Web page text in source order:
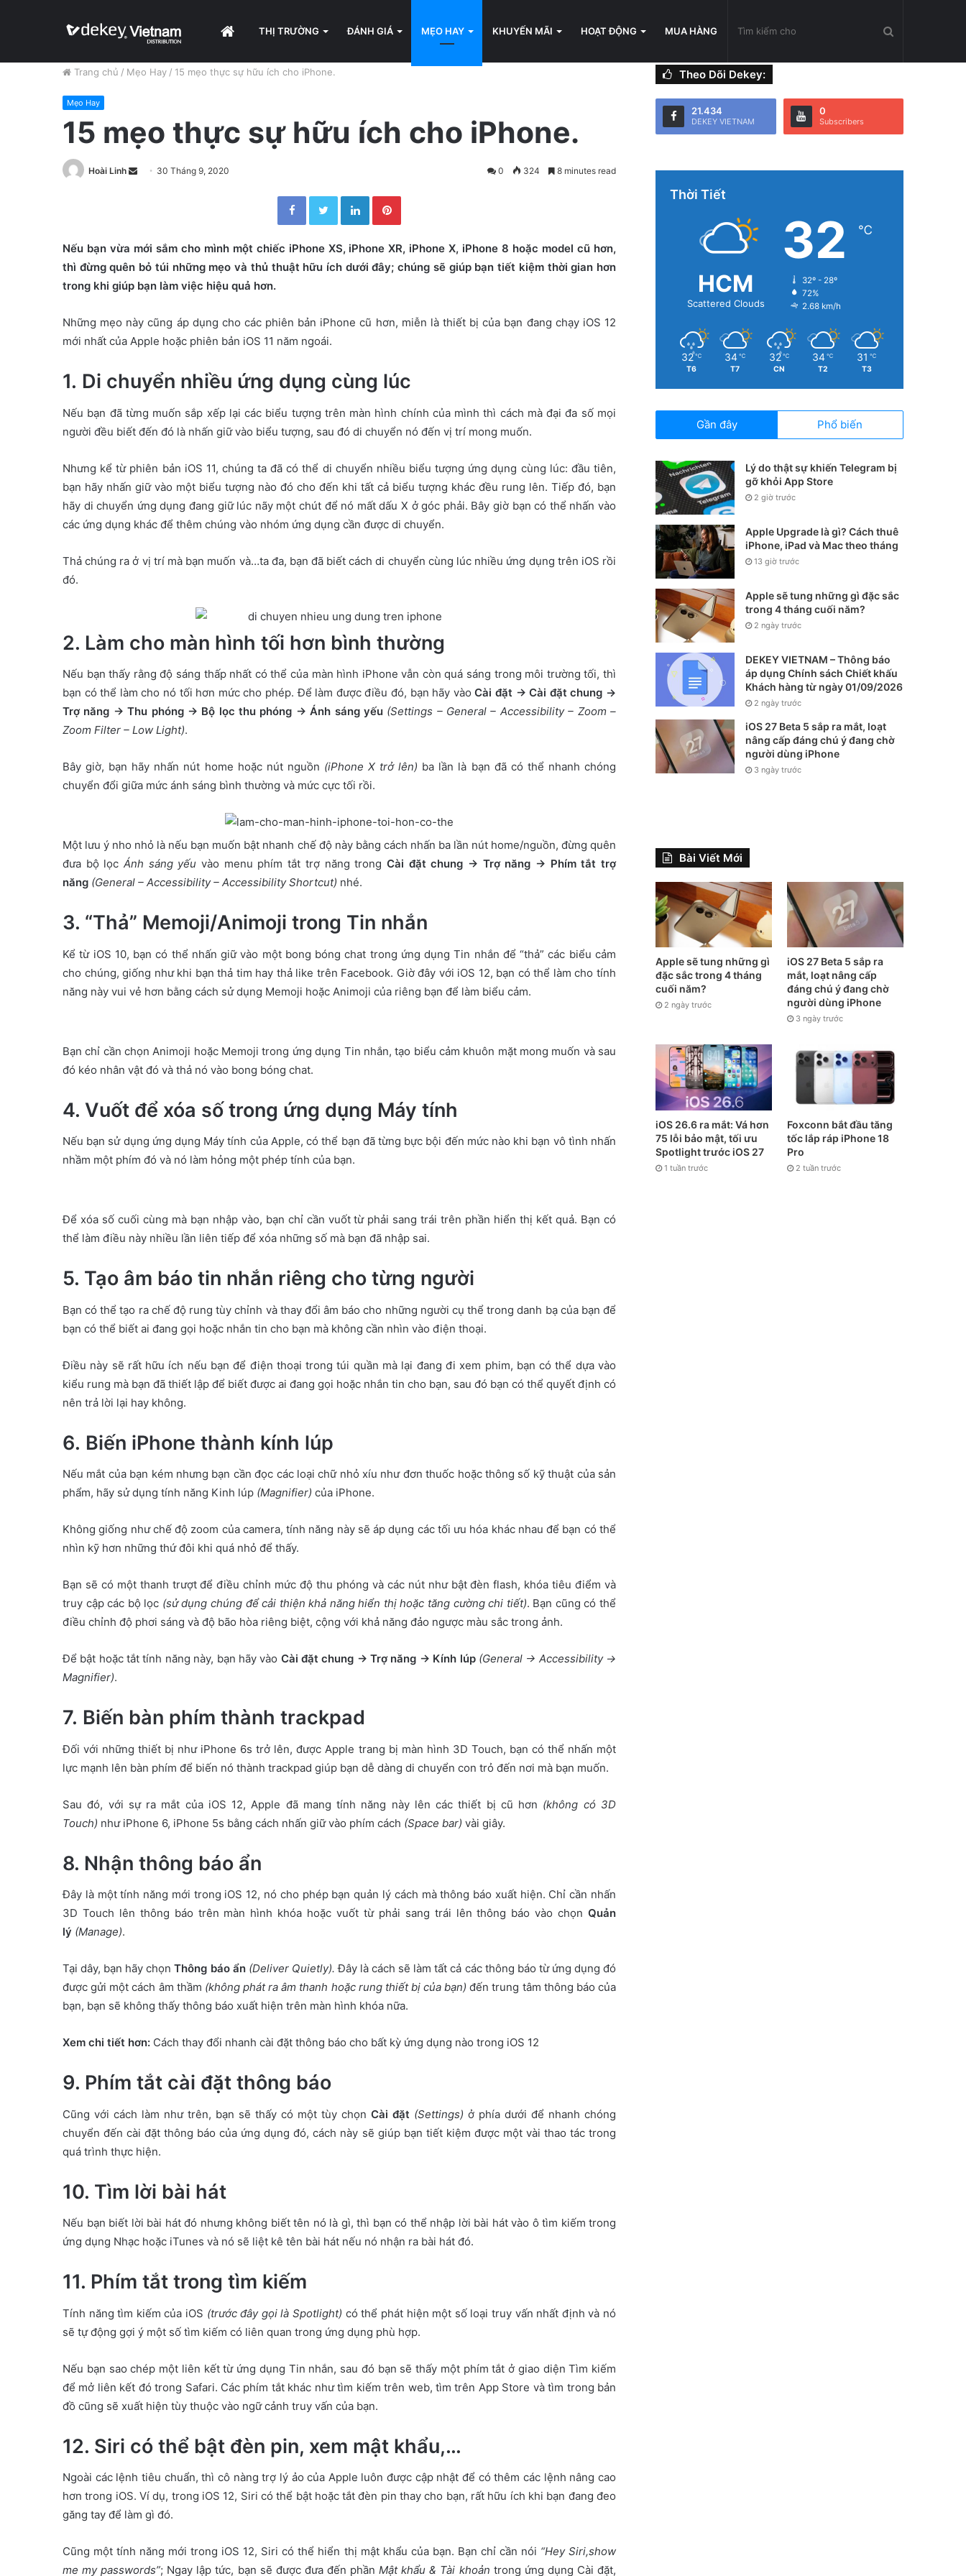
HOMETHỊ TRƯỜNG ĐÁNH GIÁ MẸO HAY KHUYẾN MÃI HOẠT ĐỘNG MUA HÀNG
Trang chủ / Mẹo Hay / 15 mẹo thực sự hữu ích cho iPhone.
Mẹo Hay
15 mẹo thực sự hữu ích cho iPhone.
Hoài Linh
e
m
i
l
30 Tháng 9, 2020 0 324 8 minutes read
Facebook Twitter LinkedIn
Nếu bạn vừa mới sắm cho mình một chiếc iPhone XS, iPhone XR, iPhone X, iPhone 8 hoặc model cũ hơn,
thì đừng quên bỏ túi những mẹo và thủ thuật hữu ích dưới đây; chúng sẽ giúp bạn tiết kiệm thời gian hơn
trong khi giúp bạn làm việc hiệu quả hơn.
Những mẹo này cũng áp dụng cho các phiên bản iPhone cũ hơn, miễn là thiết bị của bạn đang chạy iOS 12
mới nhất của Apple hoặc phiên bản iOS 11 năm ngoái.
1. Di chuyển nhiều ứng dụng cùng lúc
Nếu bạn đã từng muốn sắp xếp lại các biểu tượng trên màn hình chính của mình thì cách mà đại đa số mọi
người đều biết đến đó là nhấn giữ vào biểu tượng, sau đó di chuyển nó đến vị trí mong muốn.
Nhưng kể từ phiên bản iOS 11, chúng ta đã có thể di chuyển nhiều biểu tượng ứng dụng cùng lúc: đầu tiên,
bạn hãy nhấn giữ vào một biểu tượng nào đó cho đến khi tất cả biểu tượng khác đều rung lên. Tiếp đó, bạn
hãy di chuyển ứng dụng đang giữ lúc nãy một chút để nó mất dấu X ở góc phải. Bây giờ bạn có thể nhấn vào
các ứng dụng khác để thêm chúng vào nhóm ứng dụng cần được di chuyển.
Thả chúng ra ở vị trí mà bạn muốn và…ta đa, bạn đã biết cách di chuyển cùng lúc nhiều ứng dụng trên iOS rồi
đó.
2. Làm cho màn hình tối hơn bình thường
Nếu bạn thấy rằng độ sáng thấp nhất có thể của màn hình iPhone vẫn còn quá sáng trong môi trường tối, thì
bạn có thể làm cho nó tối hơn mức cho phép. Để làm được điều đó, bạn hãy vàoCài đặt → Cài đặt chung →
Trợ năng → Thu phóng → Bộ lọc thu phóng → Ánh sáng yếu (Settings – General – Accessibility – Zoom –
Zoom Filter – Low Light).
Bây giờ, bạn hãy nhấn nút home hoặc nút nguồn (iPhone X trở lên) ba lần là bạn đã có thể nhanh chóng
chuyển đổi giữa mức ánh sáng bình thường và mức cực tối rồi.
Một lưu ý nho nhỏ là nếu bạn muốn bật nhanh chế độ này bằng cách nhấn ba lần nút home/nguồn, đừng quên
đưa bộ lọc Ánh sáng yếu vào menu phím tắt trợ năng trong Cài đặt chung → Trợ năng → Phím tắt trợ
năng (General – Accessibility – Accessibility Shortcut) nhé.
3. “Thả” Memoji/Animoji trong Tin nhắn
Kể từ iOS 10, bạn có thể nhấn giữ vào một bong bóng chat trong ứng dụng Tin nhắn để “thả” các biểu cảm
cho chúng, giống như khi bạn thả tim hay thả like trên Facebook. Giờ đây với iOS 12, bạn có thể làm cho tính
năng này vui vẻ hơn bằng cách sử dụng Memoji hoặc Animoji của riêng bạn để làm biểu cảm.
Bạn chỉ cần chọn Animoji hoặc Memoji trong ứng dụng Tin nhắn, tạo biểu cảm khuôn mặt mong muốn và sau
đó kéo nhân vật đó và thả nó vào bong bóng chat.
4. Vuốt để xóa số trong ứng dụng Máy tính
Nếu bạn sử dụng ứng dụng Máy tính của Apple, có thể bạn đã từng bực bội đến mức nào khi bạn vô tình nhấn
nhầm một phím đó và nó làm hỏng một phép tính của bạn.
Để xóa số cuối cùng mà bạn nhập vào, bạn chỉ cần vuốt từ phải sang trái trên phần hiển thị kết quả. Bạn có
thể làm điều này nhiều lần liên tiếp để xóa những số mà bạn đã nhập sai.
5. Tạo âm báo tin nhắn riêng cho từng người
Bạn có thể tạo ra chế độ rung tùy chỉnh và thay đổi âm báo cho những người cụ thể trong danh bạ của bạn để
bạn có thể biết ai đang gọi hoặc nhắn tin cho bạn mà không cần nhìn vào điện thoại.
Điều này sẽ rất hữu ích nếu bạn để điện thoại trong túi quần mà lại đang đi xem phim, bạn có thể dựa vào
kiểu rung mà bạn đã thiết lập để biết được ai đang gọi hoặc nhắn tin cho bạn, sau đó bạn có thể quyết định có
nên trả lời lại hay không.
6. Biến iPhone thành kính lúp
Nếu mắt của bạn kém nhưng bạn cần đọc các loại chữ nhỏ xíu như đơn thuốc hoặc thông số kỹ thuật của sản
phẩm, hãy sử dụng tính năng Kinh lúp (Magnifier) của iPhone.
Không giống như chế độ zoom của camera, tính năng này sẽ áp dụng các tối ưu hóa khác nhau để bạn có thể
nhìn kỹ hơn những thứ đôi khi quá nhỏ để thấy.
Bạn sẽ có một thanh trượt để điều chỉnh mức độ thu phóng và các nút như bật đèn flash, khóa tiêu điểm và
truy cập các bộ lọc (sử dụng chúng để cải thiện khả năng hiển thị hoặc tăng cường chi tiết). Bạn cũng có thể
điều chỉnh độ phơi sáng và độ bão hòa riêng biệt, cộng với khả năng đảo ngược màu sắc trong ảnh.
Để bật hoặc tắt tính năng này, bạn hãy vào Cài đặt chung → Trợ năng → Kính lúp (General → Accessibility →
Magnifier).
7. Biến bàn phím thành trackpad
Đối với những thiết bị như iPhone 6s trở lên, được Apple trang bị màn hình 3D Touch, bạn có thể nhấn một
lực mạnh lên bàn phím để biến nó thành trackpad giúp bạn dễ dàng di chuyển con trỏ đến nơi mà bạn muốn.
Sau đó, với sự ra mắt của iOS 12, Apple đã mang tính năng này lên các thiết bị cũ hơn (không có 3D
Touch) như iPhone 6, iPhone 5s bằng cách nhấn giữ vào phím cách (Space bar) vài giây.
8. Nhận thông báo ẩn
Đây là một tính năng mới trong iOS 12, nó cho phép bạn quản lý cách mà thông báo xuất hiện. Chỉ cần nhấn
3D Touch lên thông báo trên màn hình khóa hoặc vuốt từ phải sang trái lên thông báo vào chọn Quản
lý (Manage).
Tại dây, bạn hãy chọnThông báo ẩn(Deliver Quietly). Đây là cách sẽ làm tất cả các thông báo từ ứng dụng đó
được gửi một cách âm thầm (không phát ra âm thanh hoặc rung thiết bị của bạn) đến trung tâm thông báo của
bạn, bạn sẽ không thấy thông báo xuất hiện trên màn hình khóa nữa.
Xem chi tiết hơn: Cách thay đổi nhanh cài đặt thông báo cho bất kỳ ứng dụng nào trong iOS 12
9. Phím tắt cài đặt thông báo
Cũng với cách làm như trên, bạn sẽ thấy có một tùy chọn Cài đặt (Settings) ở phía dưới để nhanh chóng
chuyển đến cài đặt thông báo của ứng dụng đó, cách này sẽ giúp bạn tiết kiệm được một vài thao tác trong
quá trình thực hiện.
10. Tìm lời bài hát
Nếu bạn biết lời bài hát đó nhưng không biết tên nó là gì, thì bạn có thể nhập lời bài hát vào ô tìm kiếm trong
ứng dụng Nhạc hoặc iTunes và nó sẽ liệt kê tên bài hát nếu nó nhận ra bài hát đó.
11. Phím tắt trong tìm kiếm
Tính năng tìm kiếm của iOS (trước đây gọi là Spotlight) có thể phát hiện một số loại truy vấn nhất định và nó
sẽ tự động gợi ý một số tìm kiếm có liên quan trong ứng dụng phù hợp.
Nếu bạn sao chép một liên kết từ ứng dụng Tin nhắn, sau đó bạn sẽ thấy một phím tắt ở giao diện Tìm kiếm
để mở liên kết đó trong Safari. Các phím tắt khác như tìm kiếm trên web, tìm trên App Store và tìm trong bản
đồ cũng sẽ xuất hiện tùy thuộc vào ngữ cảnh truy vấn của bạn.
12. Siri có thể bật đèn pin, xem mật khẩu,…
Ngoài các lệnh tiêu chuẩn, thì cô nàng trợ lý ảo của Apple luôn được cập nhật để có thêm các lệnh nâng cao
hơn trong iOS. Ví dụ, trong iOS 12, Siri có thể bật hoặc tắt đèn pin thay cho bạn, rất hữu ích khi bạn đang đeo
găng tay để làm gì đó.
Cũng một tính năng mới trong iOS 12, Siri có thể hiển thị mật khẩu của bạn. Bạn chỉ cần nói “Hey Siri,show
me my passwords”; Ngay lập tức, bạn sẽ được đưa đến phầnMật khẩu & Tài khoản trong ứng dụng Cài đặt,
Theo Dõi Dekey:
21.434
DEKEY VIETNAM
0
Subscribers
Thời Tiết
HCM
Scattered Clouds
32 ℃
32º - 28º
72%
2.68 km/h
32 ℃
T6
34 ℃
T7
32 ℃
CN
34 ℃
T2
31 ℃
T3
Gần đây Phổ biến
Lý do thật sự khiến Telegram bị
gỡ khỏi App Store
2 giờ trước
Apple Upgrade là gì? Cách thuê
iPhone, iPad và Mac theo tháng
13 giờ trước
Apple sẽ tung những gì đặc sắc
trong 4 tháng cuối năm?
2 ngày trước
DEKEY VIETNAM – Thông báo
áp dụng Chính sách Chiết khấu
Khách hàng từ ngày 01/09/2026
2 ngày trước
iOS 27 Beta 5 sắp ra mắt, loạt
nâng cấp đáng chú ý đang chờ
người dùng iPhone
3 ngày trước
Bài Viết Mới
Apple sẽ tung những gì
đặc sắc trong 4 tháng
cuối năm?
2 ngày trước
iOS 27 Beta 5 sắp ra
mắt, loạt nâng cấp
đáng chú ý đang chờ
người dùng iPhone
3 ngày trước
iOS 26.6 ra mắt: Vá hơn
75 lỗi bảo mật, tối ưu
Spotlight trước iOS 27
1 tuần trước
Foxconn bắt đầu tăng
tốc lắp ráp iPhone 18
Pro
2 tuần trước